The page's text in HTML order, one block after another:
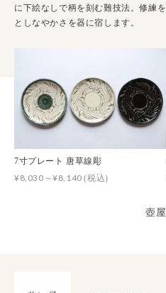
に下絵なしで柄を刻む難技法。修練
としなやかさを器に宿します。
7寸プレート 唐草線彫
¥8,030～¥8,140(税込)
壺